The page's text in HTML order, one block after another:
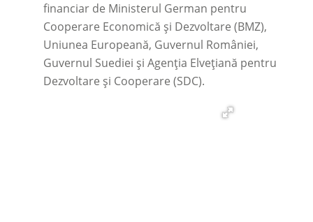
financiar de Ministerul German pentru
Cooperare Economică şi Dezvoltare (BMZ),
Uniunea Europeană, Guvernul României,
Guvernul Suediei și Agenţia Elveţiană pentru
Dezvoltare şi Cooperare (SDC).